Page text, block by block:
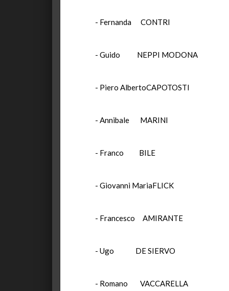
- Fernanda
- Guido NEPPI
- Piero
- Annibale
- Franco
- Giovanni
- Francesco
- Ugo DE
- Romano